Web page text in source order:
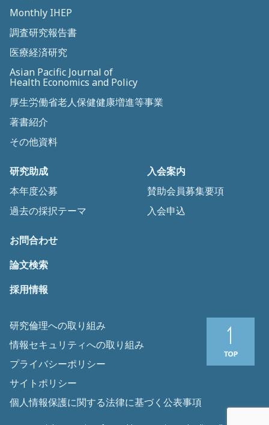
Monthly IHEP
調査研究報告書
医療経済研究
Asian Pacific Journal of
Health Economics and Policy
厚生労働省老人保健健康増進等事業
著書紹介
その他資料
研究助成
本年度公募
過去の採択テーマ
入会案内
賛助会員募集要項
入会申込
お問合わせ
論文検索
採用情報
研究倫理への取り組み
情報セキュリティへの取り組み
プライバシーポリシー
サイトポリシー
個人情報保護に関する法律に基づく公表事項